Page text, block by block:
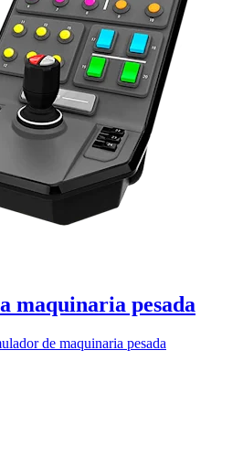
maquinaria pesada
de maquinaria pesada